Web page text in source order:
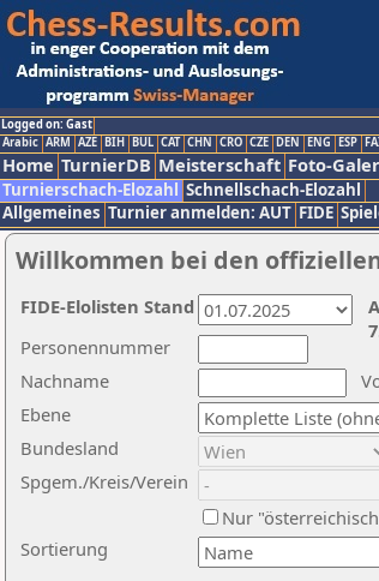
Logged on: Gast
Arabic ARM AZE BIH BUL CAT CHN CRO CZE DEN ENG ESP
Home TurnierDB Meisterschaft Foto-
Turnierschach-Elozahl Schnellschach-Elozahl
Allgemeines Turnier anmelden: AUT FIDE
Willkommen bei den
Nachname
Ebene
Sortierung
Personennummer
Bundesland
Spgem./Kreis/Verein
Nur
FIDE-Elolisten Stand